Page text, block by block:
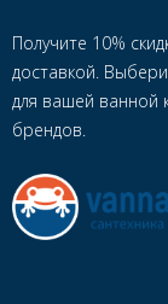
Получите 10%
доставкой.
для вашей ванной
брендов.